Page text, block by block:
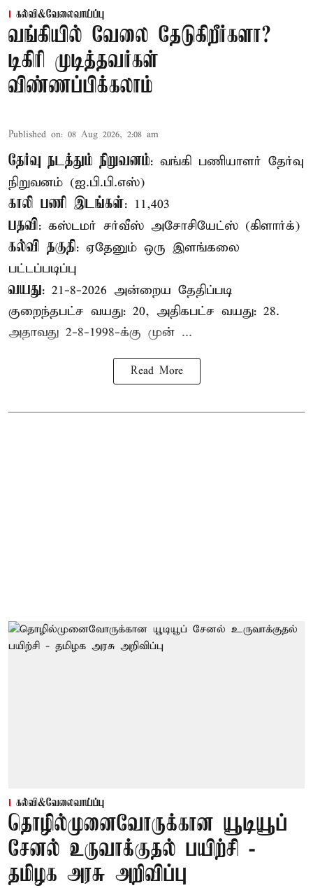
கல்வி&வேலைவாய்ப்பு
வங்கியில் வேலை தேடுகிறீர்களா?
டிகிரி முடித்தவர்கள்
விண்ணப்பிக்கலாம்
Published on: 08 Aug 2026, 2:08 am
தேர்வு நடத்தும் நிறுவனம்: வங்கி பணியாளர் தேர்வு
நிறுவனம் (ஐ.பி.பி.எஸ்)
காலி பணி இடங்கள்: 11,403
பதவி: கஸ்டமர் சர்வீஸ் அசோசியேட்ஸ் (கிளார்க்)
கல்வி தகுதி: ஏதேனும் ஒரு இளங்கலை
பட்டப்படிப்பு
வயது: 21-8-2026 அன்றைய தேதிப்படி
குறைந்தபட்ச வயது: 20, அதிகபட்ச வயது: 28.
அதாவது 2-8-1998-க்கு முன் ...
Read More
கல்வி&வேலைவாய்ப்பு
தொழில்முனைவோருக்கான யூடியூப்
சேனல் உருவாக்குதல் பயிற்சி -
தமிழக அரசு அறிவிப்பு